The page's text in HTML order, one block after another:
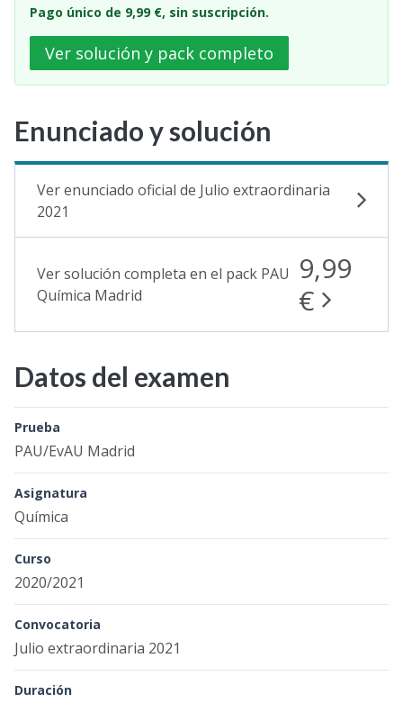
Pago único de 9,99 €, sin suscripción.
Ver solución y pack completo
Enunciado y solución
Ver enunciado oficial de Julio extraordinaria
2021
Ver solución completa en el pack PAU
Química Madrid
9,99
€
Datos del examen
Prueba
PAU/EvAU Madrid
Asignatura
Química
Curso
2020/2021
Convocatoria
Julio extraordinaria 2021
Duración